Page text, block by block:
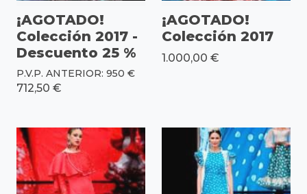
¡AGOTADO!
Colección 2017 -
Descuento 25 %
P.V.P. ANTERIOR: 950 €
712,50 €
¡AGOTADO!
Colección 2017
1.000,00 €